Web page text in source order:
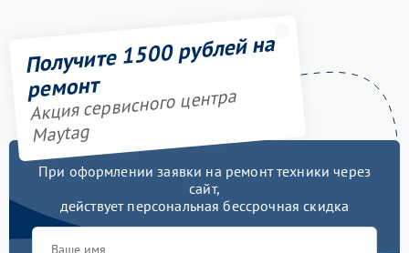
Получите 1500 рублей на
ремонт
Акция сервисного центра
Maytag
При оформлении заявки на ремонт техники через
сайт,
действует персональная бессрочная скидка